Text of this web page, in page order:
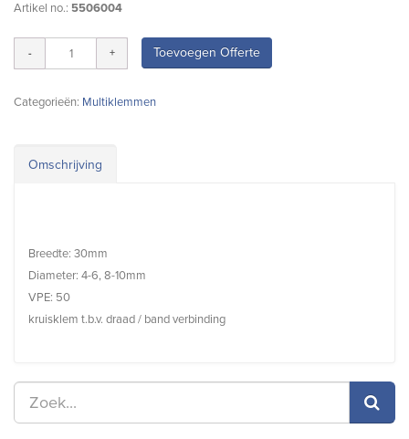
Artikel no.: 5506004
Toevoegen Offerte
Categorieën: Multiklemmen
Omschrijving
Breedte: 30mm
Diameter: 4-6, 8-10mm
VPE: 50
kruisklem t.b.v. draad / band verbinding